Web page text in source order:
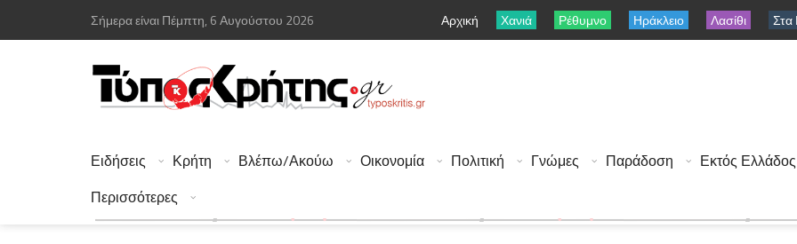
Σήμερα είναι Πέμπτη, 6 Αυγούστου 2026 Αρχική Χανιά Ρέθυμνο Ηράκλειο Λασίθι Στα
Ειδήσεις Κρήτη Βλέπω/Ακούω Οικονομία Πολιτική Γνώμες Παράδοση
Εκτός Ελλάδος
Περισσότερες